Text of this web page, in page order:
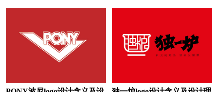
食用油logo设计 水果logo设计
速冻食品logo设计
生啤logo设计 烧酒logo设计